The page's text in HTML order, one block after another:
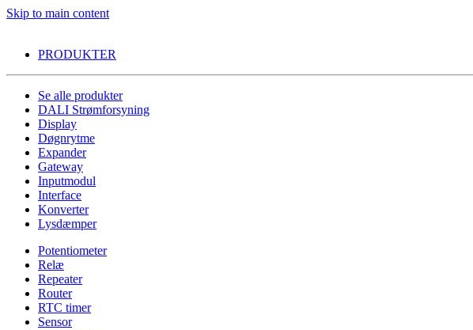
Skip to main content
PRODUKTER
Se alle produkter
DALI Strømforsyning
Display
Døgnrytme
Expander
Gateway
Inputmodul
Interface
Konverter
Lysdæmper
Potentiometer
Relæ
Repeater
Router
RTC timer
Sensor